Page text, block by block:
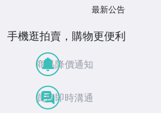
最新公告
手機逛拍賣，購物更便利
商品降價通知
買賣即時溝通